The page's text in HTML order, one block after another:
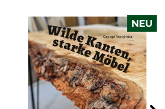
NEU